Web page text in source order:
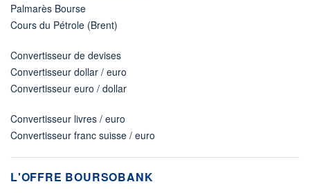
Palmarès Bourse
Cours du Pétrole (Brent)
Convertisseur de devises
Convertisseur dollar / euro
Convertisseur euro / dollar
Convertisseur livres / euro
Convertisseur franc suisse / euro
L'OFFRE BOURSOBANK